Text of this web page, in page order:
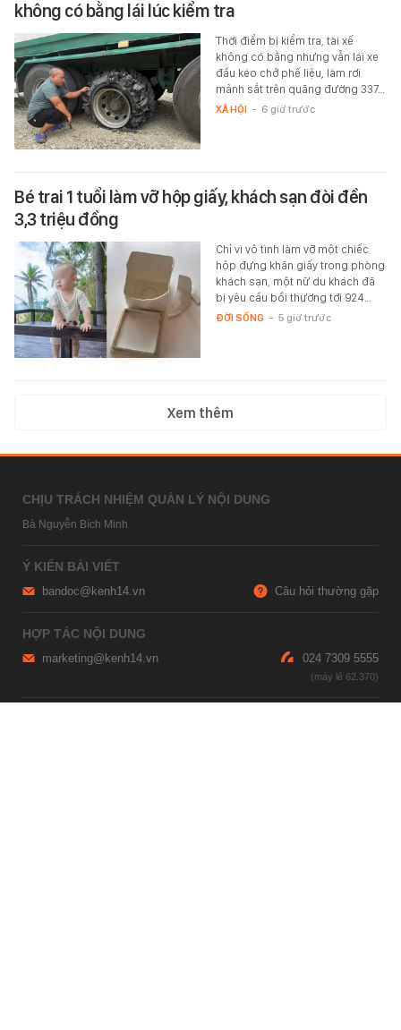
không có bằng lái lúc kiểm tra
Thời điểm bị kiểm tra, tài xế
không có bằng nhưng vẫn lái xe
đầu kéo chở phế liệu, làm rơi
mảnh sắt trên quãng đường 337…
XÃ HỘI - 6 giờ trước
Bé trai 1 tuổi làm vỡ hộp giấy, khách sạn đòi đền
3,3 triệu đồng
Chỉ vì vô tình làm vỡ một chiếc
hộp đựng khăn giấy trong phòng
khách sạn, một nữ du khách đã
bị yêu cầu bồi thường tới 924…
ĐỜI SỐNG - 5 giờ trước
Xem thêm
CHỊU TRÁCH NHIỆM QUẢN LÝ NỘI DUNG
Bà Nguyễn Bích Minh
Ý KIẾN BÀI VIẾT
bandoc@kenh14.vn Câu hỏi thường gặp
HỢP TÁC NỘI DUNG
marketing@kenh14.vn 024 7309 5555